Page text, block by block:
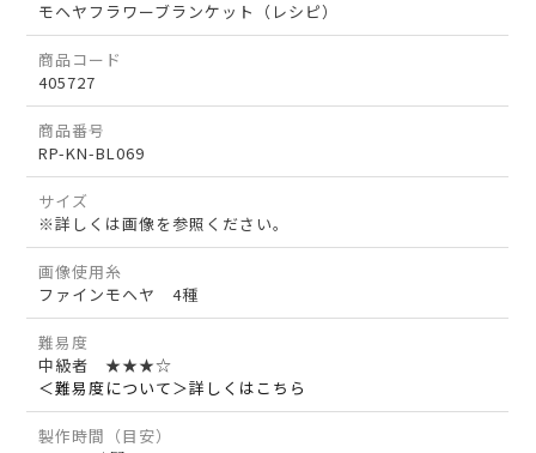
モヘヤフラワーブランケット（レシピ）
商品コード
405727
商品番号
RP-KN-BL069
サイズ
※詳しくは画像を参照ください。
画像使用糸
ファインモヘヤ 4種
難易度
中級者 ★★★☆
＜難易度について＞詳しくはこちら
製作時間（目安）